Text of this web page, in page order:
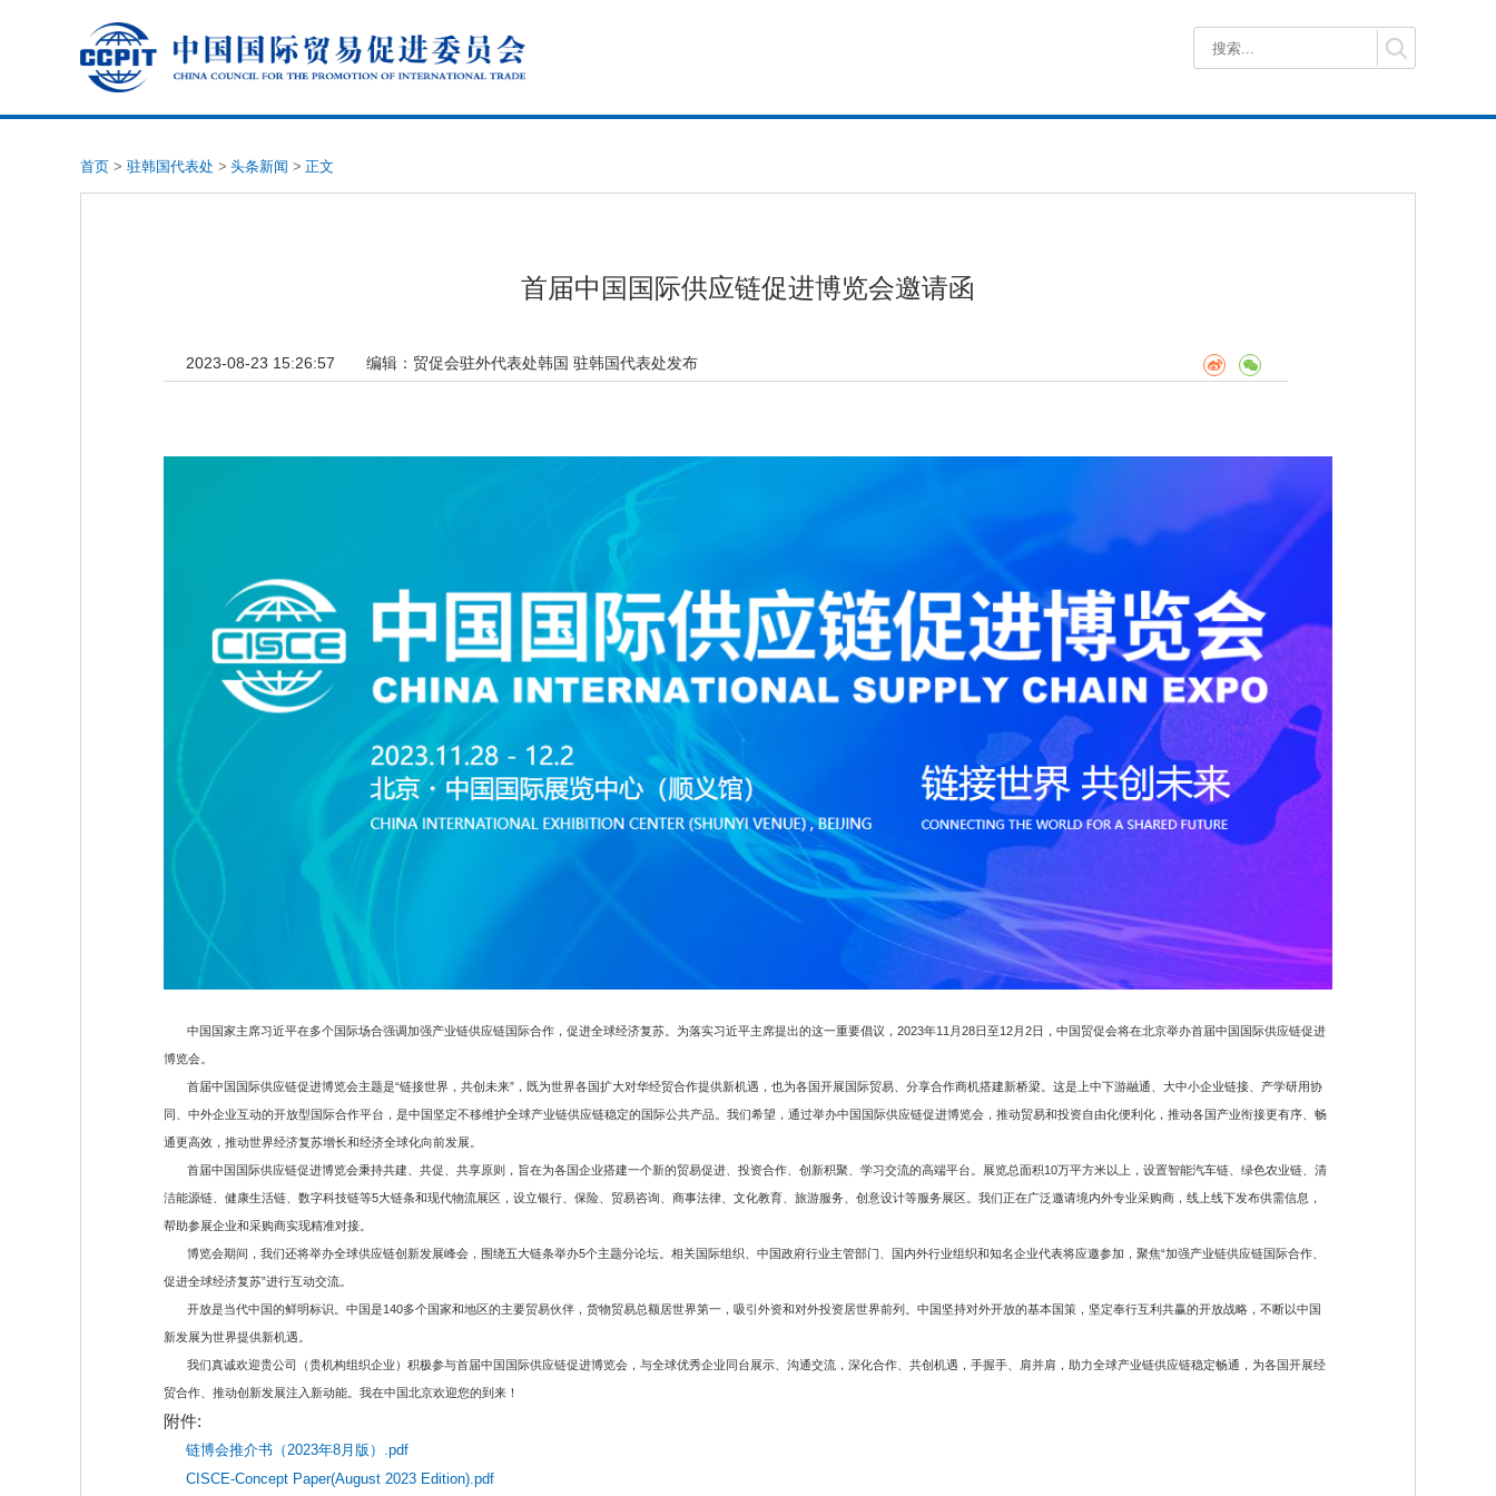
首页 > 驻韩国代表处 > 头条新闻 > 正文
首届中国国际供应链促进博览会邀请函
2023-08-23 15:26:57 编辑： 贸促会驻外代表处韩国 驻韩国代表处发布
中国国家主席习近平在多个国际场合强调加强产业链供应链国际合作，促进全球经济复苏。为落实习近平主席提出的这一重要倡议，2023年11月28日至12月2日，中国贸促会将在北京举办首届中国国际供应链促进
博览会。
首届中国国际供应链促进博览会主题是“链接世界，共创未来”，既为世界各国扩大对华经贸合作提供新机遇，也为各国开展国际贸易、分享合作商机搭建新桥梁。这是上中下游融通、大中小企业链接、产学研用协
同、中外企业互动的开放型国际合作平台，是中国坚定不移维护全球产业链供应链稳定的国际公共产品。我们希望，通过举办中国国际供应链促进博览会，推动贸易和投资自由化便利化，推动各国产业衔接更有序、畅
通更高效，推动世界经济复苏增长和经济全球化向前发展。
首届中国国际供应链促进博览会秉持共建、共促、共享原则，旨在为各国企业搭建一个新的贸易促进、投资合作、创新积聚、学习交流的高端平台。展览总面积10万平方米以上，设置智能汽车链、绿色农业链、清
洁能源链、健康生活链、数字科技链等5大链条和现代物流展区，设立银行、保险、贸易咨询、商事法律、文化教育、旅游服务、创意设计等服务展区。我们正在广泛邀请境内外专业采购商，线上线下发布供需信息，
帮助参展企业和采购商实现精准对接。
博览会期间，我们还将举办全球供应链创新发展峰会，围绕五大链条举办5个主题分论坛。相关国际组织、中国政府行业主管部门、国内外行业组织和知名企业代表将应邀参加，聚焦“加强产业链供应链国际合作、
促进全球经济复苏”进行互动交流。
开放是当代中国的鲜明标识。中国是140多个国家和地区的主要贸易伙伴，货物贸易总额居世界第一，吸引外资和对外投资居世界前列。中国坚持对外开放的基本国策，坚定奉行互利共赢的开放战略，不断以中国
新发展为世界提供新机遇。
我们真诚欢迎贵公司（贵机构组织企业）积极参与首届中国国际供应链促进博览会，与全球优秀企业同台展示、沟通交流，深化合作、共创机遇，手握手、肩并肩，助力全球产业链供应链稳定畅通，为各国开展经
贸合作、推动创新发展注入新动能。我在中国北京欢迎您的到来！
附件:
链博会推介书（2023年8月版）.pdf
CISCE-Concept Paper(August 2023 Edition).pdf